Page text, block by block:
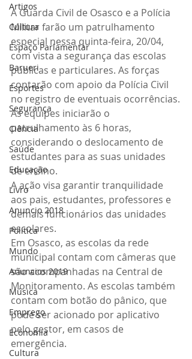
Artigos
Cultura
Espaço Parlamentar
Barueri
Esportes
Segurança
Ciência
Saúde
Educação
Livro
Anuncio 2018
Politica
Mundo
Anuncios 2019
Música
Emprego
Economia
Cultura
A Guarda Civil de Osasco e a Polícia
Militar farão um patrulhamento
especial nessa quinta-feira, 20/04,
com vista a segurança das escolas
públicas e particulares. As forças
contarão com apoio da Polícia Civil
no registro de eventuais ocorrências.
As equipes iniciarão o
patrulhamento às 6 horas,
considerando o deslocamento de
estudantes para as suas unidades
de ensino.
A ação visa garantir tranquilidade
aos pais, estudantes, professores e
demais funcionários das unidades
escolares.
Em Osasco, as escolas da rede
municipal contam com câmeras que
são acompanhadas na Central de
Monitoramento. As escolas também
contam com botão do pânico, que
pode ser acionado por aplicativo
pelo gestor, em casos de
emergência.